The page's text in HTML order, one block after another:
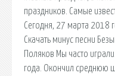
праздников. Самые
Сегодня, 27 марта 2018
Скачать минус песни
Поляков Мы часто
года. Окончил среднюю